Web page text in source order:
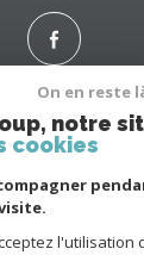
Nous
On en reste
notre
cookies
l'utilisation